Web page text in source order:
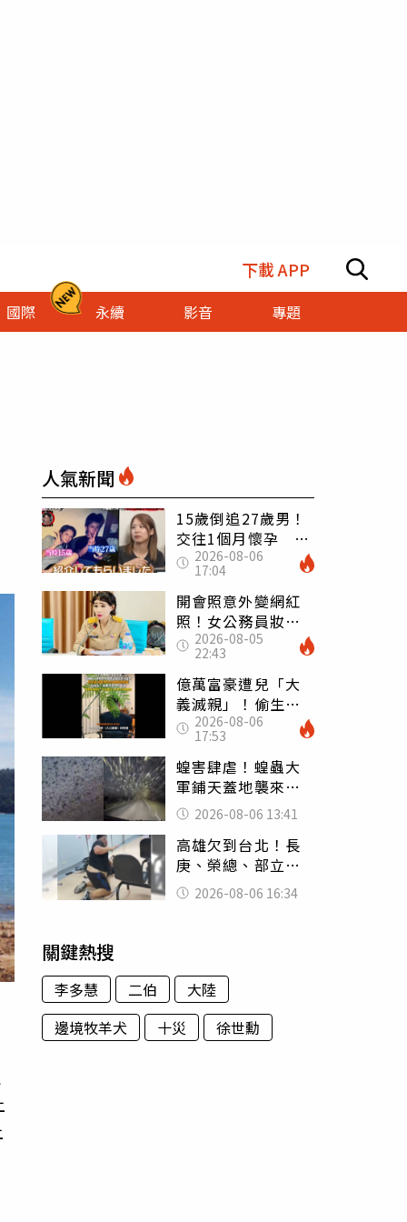
下載 APP
國際 永續 影音 專題
人氣新聞
15歲倒追27歲男！
交往1個月懷孕 36
歲當阿嬤故事曝光
2026-08-06
17:04
開會照意外變網紅
照！女公務員妝容
掀2千則留言 本人
怒嗆：化妝有錯嗎
2026-08-05
22:43
億萬富豪遭兒「大
義滅親」！偷生子
怕曝光 竟盜鄰居
身份辦假證落戶
2026-08-06
17:53
蝗害肆虐！蝗蟲大
軍鋪天蓋地襲來宛
如末日 網驚：聖
經十災
2026-08-06 13:41
高雄欠到台北！長
庚、榮總、部立醫
院都受害 「醫療
暴力男」離譜紀錄
2026-08-06 16:34
關鍵熱搜
李多慧 二伯
大陸
邊境牧羊犬
十災 徐世勳